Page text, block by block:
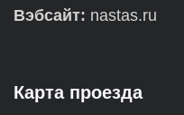
Вэбсайт: nastas.ru
Карта проезда